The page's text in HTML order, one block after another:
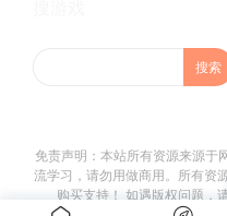
免责声明：本站所有资源来源于
流学习，请勿用做商用。所有资
购买支持！ 如遇版权问题，